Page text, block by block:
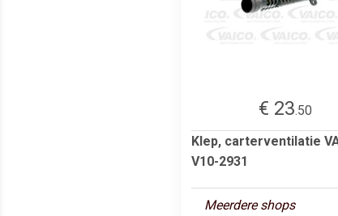
€ 23.50
Klep, carterventilatie
V10-2931
Meerdere shops